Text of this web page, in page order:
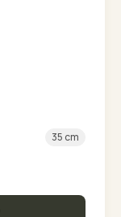
35 cm